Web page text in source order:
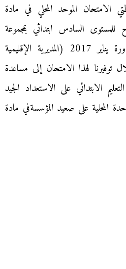
الامتحان الموحد المحلي في مادة
السادس ابتدائي بمجموعة
مدارس الإمام البخاري دورة يناير 2017 (المديرية الإقليمية
لهذا الامتحان إلى مساعدة
الابتدائي على الاستعداد الجيد
المحلية على صعيد المؤسسةفي مادة